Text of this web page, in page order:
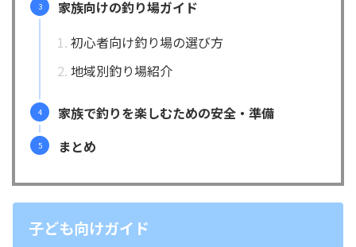
家族向けの釣り場ガイド
初心者向け釣り場の選び方
地域別釣り場紹介
家族で釣りを楽しむための安全・準備
まとめ
子ども向けガイド